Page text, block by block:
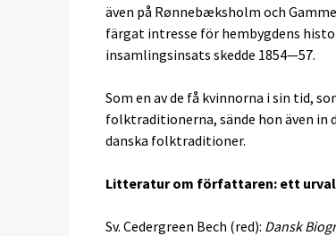
även på Rønnebæksholm och
färgat intresse för hembygdens
insamlingsinsats skedde 1854—57.
Som en av de få kvinnorna i sin tid,
folktraditionerna, sände hon även in
danska folktraditioner.
Litteratur om författaren: ett urval
Sv. Cedergreen Bech (red): Dansk